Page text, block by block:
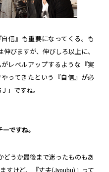
信』も重要になってくる。も
びますが、伸びしろ以上に、
レベルアップするような『実
ってきたという『自信』が必
」ですね。
ですね。
どうか最後まで迷ったものもあ
すけど、『丈夫(Jyoubu)』って